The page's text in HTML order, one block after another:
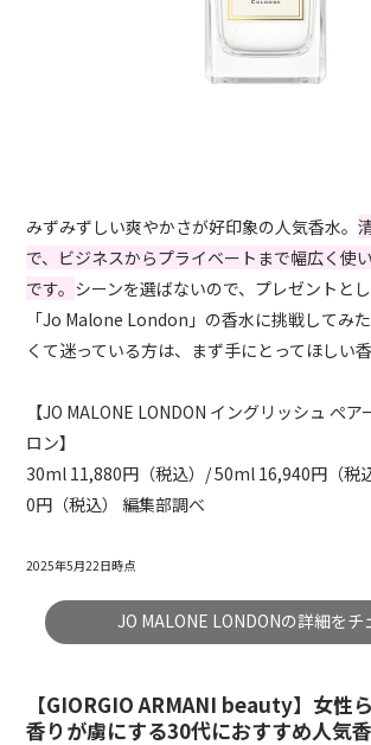
みずみずしい爽やかさが好印象の人気香水。
で、ビジネスからプライベートまで幅広く使
です。 シーンを選ばないので、プレゼントとし
「Jo Malone London」の香水に挑戦してみ
くて迷っている方は、まず手にとってほしい香
【JO MALONE LONDON イングリッシュ ぺ
ロン】
30ml 11,880円（税込）/ 50ml 16,940円（税
0円（税込） 編集部調べ
2025年5月22日時点
JO MALONE LONDONの詳細をチ
【GIORGIO ARMANI beauty】女性
香りが虜にする30代におすすめ人気